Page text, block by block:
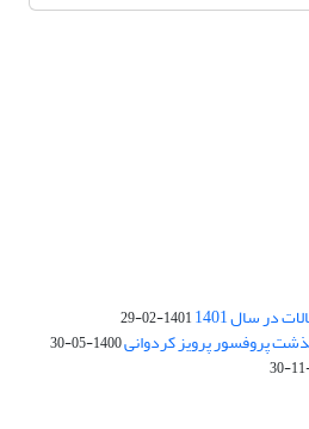
در سال 1401 1401-02-29
پروفسور پرویز کردوانی1400-05-30